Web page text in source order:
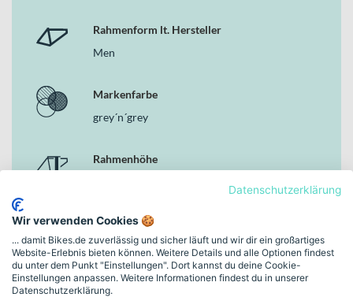
Rahmenform lt. Hersteller
Men
Markenfarbe
grey´n´grey
Rahmenhöhe
Schaltungstyp
Kettenschaltung
Bremsen
Datenschutzerklärung
Wir verwenden Cookies 🍪
... damit Bikes.de zuverlässig und sicher läuft und wir dir ein großartiges
Website-Erlebnis bieten können. Weitere Details und alle Optionen findest
du unter dem Punkt "Einstellungen". Dort kannst du deine Cookie-
Einstellungen anpassen. Weitere Informationen findest du in unserer
Datenschutzerklärung.